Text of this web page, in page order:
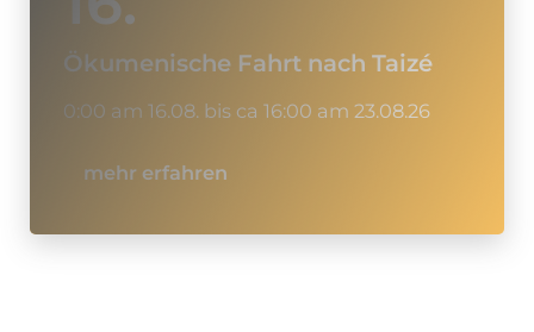
Ökumenische Fahrt nach Taizé
0:00 am 16.08. bis ca 16:00 am 23.08.26
mehr erfahren